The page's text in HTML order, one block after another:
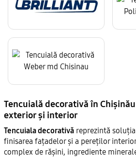
Tencuială decorativă în
exterior și interior
Tencuiala decorativă reprezintă
finisarea fațadelor și a pereților
complex de rășini, ingrediente